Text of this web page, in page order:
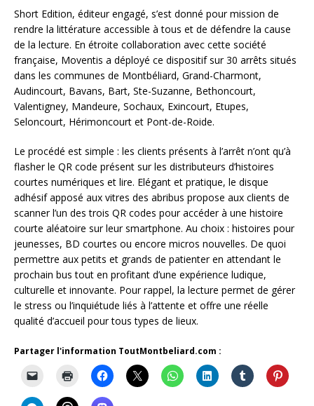
Short Edition, éditeur engagé, s’est donné pour mission de
rendre la littérature accessible à tous et de défendre la cause
de la lecture. En étroite collaboration avec cette société
française, Moventis a déployé ce dispositif sur 30 arrêts situés
dans les communes de Montbéliard, Grand-Charmont,
Audincourt, Bavans, Bart, Ste-Suzanne, Bethoncourt,
Valentigney, Mandeure, Sochaux, Exincourt, Etupes,
Seloncourt, Hérimoncourt et Pont-de-Roide.
Le procédé est simple : les clients présents à l’arrêt n’ont qu’à
flasher le QR code présent sur les distributeurs d’histoires
courtes numériques et lire. Elégant et pratique, le disque
adhésif apposé aux vitres des abribus propose aux clients de
scanner l’un des trois QR codes pour accéder à une histoire
courte aléatoire sur leur smartphone. Au choix : histoires pour
jeunesses, BD courtes ou encore micros nouvelles. De quoi
permettre aux petits et grands de patienter en attendant le
prochain bus tout en profitant d’une expérience ludique,
culturelle et innovante. Pour rappel, la lecture permet de gérer
le stress ou l’inquiétude liés à l’attente et offre une réelle
qualité d’accueil pour tous types de lieux.
Partager l'information ToutMontbeliard.com :